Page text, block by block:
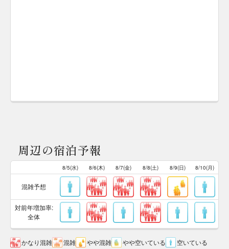
周辺の宿泊予報
8/5(水) 8/6(木) 8/7(金) 8/8(土) 8/9(日) 8/10(月)
混雑予想
対前年増加率:
全体
かなり混雑 混雑 やや混雑 やや空いている
空いている